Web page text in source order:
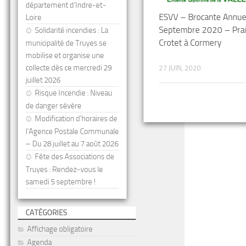
ESVV – Brocante
Septembre 2020 –
Crotet à Cormery
27 JUIN, 2020
département d’Indre-et-
Loire
Solidarité incendies : La
municipalité de Truyes se
mobilise et organise une
collecte dès ce mercredi 29
juillet 2026
Risque Incendie : Niveau
de danger sévère
Modification d’horaires de
l’Agence Postale Communale
– Du 28 juillet au 7 août 2026
Fête des Associations de
Truyes : Rendez-vous le
samedi 5 septembre !
CATÉGORIES
Affichage obligatoire
Agenda